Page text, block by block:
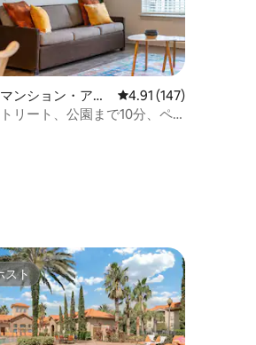
つ星の平均評価
ンション・アパ
レビュー147件、5つ
4.91 (147)
リート、公園まで10分、ペ
スト
スト